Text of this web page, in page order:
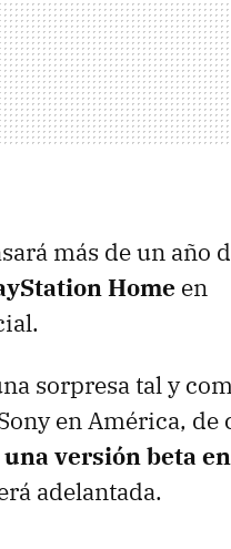
más de un año
Home en
sorpresa tal y
en América, de
versión beta
adelantada.